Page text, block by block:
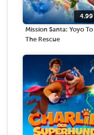
4.99
Mission Santa: Yoyo To
The Rescue